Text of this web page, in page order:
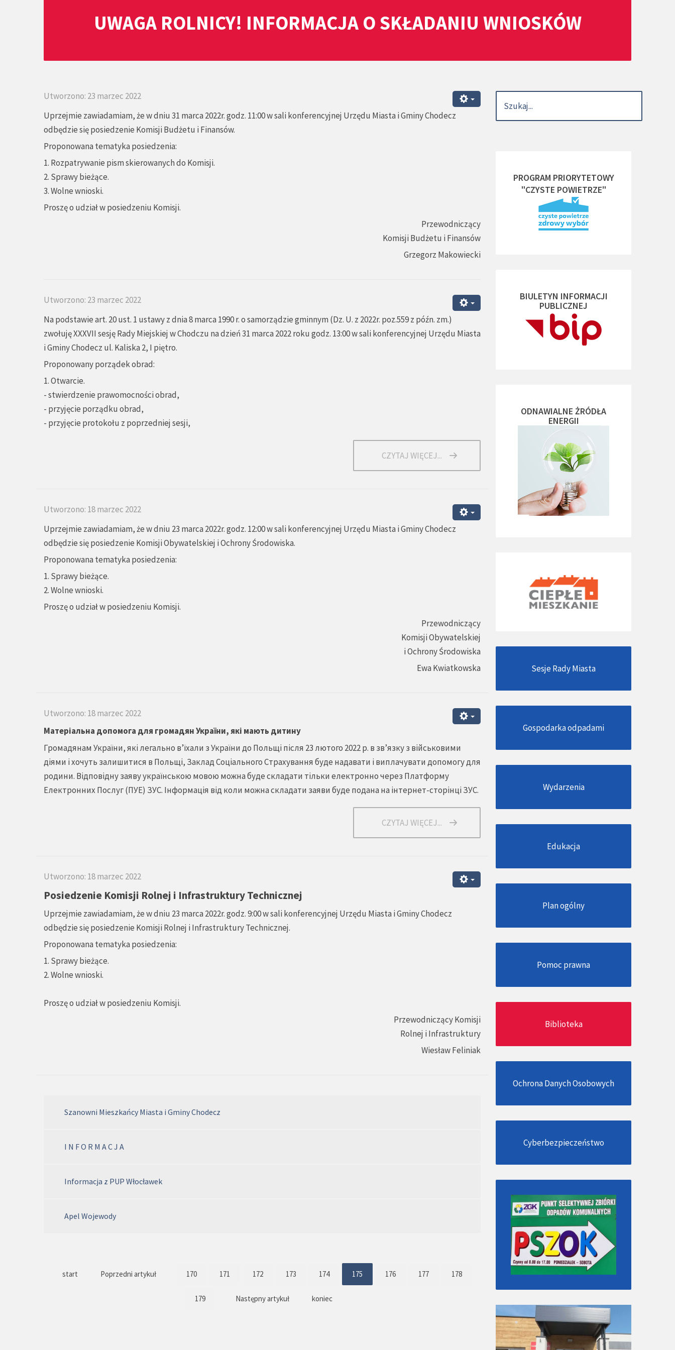
UWAGA ROLNICY! INFORMACJA O SKŁADANIU WNIOSKÓW
Utworzono: 23 marzec 2022
Uprzejmie zawiadamiam, że w dniu 31 marca 2022r. godz. 11:00 w sali konferencyjnej Urzędu Miasta i Gminy Chodecz
odbędzie się posiedzenie Komisji Budżetu i Finansów.
Proponowana tematyka posiedzenia:
1. Rozpatrywanie pism skierowanych do Komisji.
2. Sprawy bieżące.
3. Wolne wnioski.
Proszę o udział w posiedzeniu Komisji.
Przewodniczący
Komisji Budżetu i Finansów
Grzegorz Makowiecki
Utworzono: 23 marzec 2022
Na podstawie art. 20 ust. 1 ustawy z dnia 8 marca 1990 r. o samorządzie gminnym (Dz. U. z 2022r. poz.559 z późn. zm.)
zwołuję XXXVII sesję Rady Miejskiej w Chodczu na dzień 31 marca 2022 roku godz. 13:00 w sali konferencyjnej Urzędu Miasta
i Gminy Chodecz ul. Kaliska 2, I piętro.
Proponowany porządek obrad:
1. Otwarcie.
- stwierdzenie prawomocności obrad,
- przyjęcie porządku obrad,
- przyjęcie protokołu z poprzedniej sesji,
CZYTAJ WIĘCEJ...
Utworzono: 18 marzec 2022
Uprzejmie zawiadamiam, że w dniu 23 marca 2022r. godz. 12:00 w sali konferencyjnej Urzędu Miasta i Gminy Chodecz
odbędzie się posiedzenie Komisji Obywatelskiej i Ochrony Środowiska.
Proponowana tematyka posiedzenia:
1. Sprawy bieżące.
2. Wolne wnioski.
Proszę o udział w posiedzeniu Komisji.
Przewodniczący
Komisji Obywatelskiej
i Ochrony Środowiska
Ewa Kwiatkowska
Utworzono: 18 marzec 2022
Матеріальна допомога для громадян України, які мають дитину
Громадянам України, які легально в’їхали з України до Польщі після 23 лютого 2022 р. в зв’язку з військовими
діями і хочуть залишитися в Польщі, Заклад Соціального Страхування буде надавати і виплачувати допомогу для
родини. Відповідну заяву українською мовою можна буде складати тільки електронно через Платформу
Електронних Послуг (ПУЕ) ЗУС. Інформація від коли можна складати заяви буде подана на інтернет-сторінці ЗУС.
CZYTAJ WIĘCEJ...
Utworzono: 18 marzec 2022
Posiedzenie Komisji Rolnej i Infrastruktury Technicznej
Uprzejmie zawiadamiam, że w dniu 23 marca 2022r. godz. 9:00 w sali konferencyjnej Urzędu Miasta i Gminy Chodecz
odbędzie się posiedzenie Komisji Rolnej i Infrastruktury Technicznej.
Proponowana tematyka posiedzenia:
1. Sprawy bieżące.
2. Wolne wnioski.
Proszę o udział w posiedzeniu Komisji.
Przewodniczący Komisji
Rolnej i Infrastruktury
Wiesław Feliniak
Szanowni Mieszkańcy Miasta i Gminy Chodecz
I N F O R M A C J A
Informacja z PUP Włocławek
Apel Wojewody
start Poprzedni artykuł 170 171 172 173 174 175 176 177 178
179 Następny artykuł koniec
PROGRAM PRIORYTETOWY
"CZYSTE POWIETRZE"
BIULETYN INFORMACJI
PUBLICZNEJ
ODNAWIALNE ŻRÓDŁA
ENERGII
Sesje Rady Miasta
Gospodarka odpadami
Wydarzenia
Edukacja
Plan ogólny
Pomoc prawna
Biblioteka
Ochrona Danych Osobowych
Cyberbezpieczeństwo